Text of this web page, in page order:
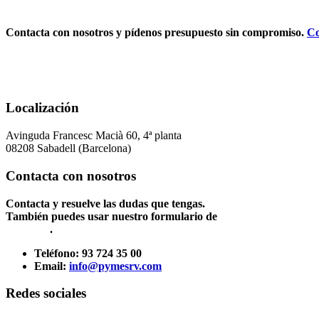
Contacta con nosotros y pídenos presupuesto sin compromiso.
Localización
Avinguda Francesc Macià 60, 4ª planta
08208 Sabadell (Barcelona)
Contacta con nosotros
Contacta y resuelve las dudas que tengas.
También puedes usar nuestro formulario de
.
Teléfono: 93 724 35 00
Email: info@pymesrv.com
Redes sociales